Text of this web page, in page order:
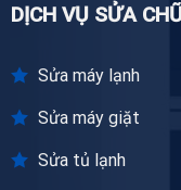
DỊCH VỤ SỬA
Sửa máy lạnh
Sửa máy giặt
Sửa tủ lạnh